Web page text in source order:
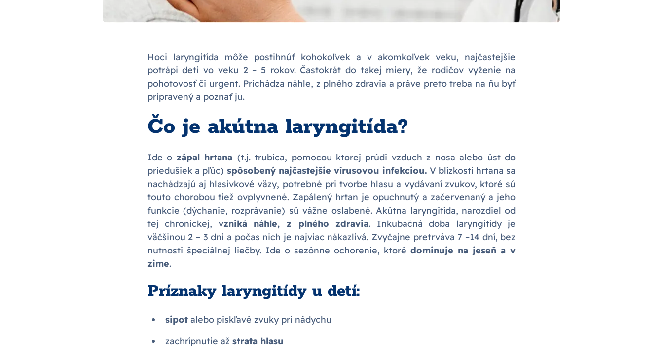
Hoci laryngitída môže postihnúť kohokoľvek a v akomkoľvek veku, najčastejšie
potrápi deti vo veku 2 – 5 rokov. Častokrát do takej miery, že rodičov vyženie na
pohotovosť či urgent. Prichádza náhle, z plného zdravia a práve preto treba na ňu byť
pripravený a poznať ju.
Čo je akútna laryngitída?
Ide o zápal hrtana (t.j. trubica, pomocou ktorej prúdi vzduch z nosa alebo úst do
priedušiek a pľúc) spôsobený najčastejšie vírusovou infekciou. V blízkosti hrtana sa
nachádzajú aj hlasivkové väzy, potrebné pri tvorbe hlasu a vydávaní zvukov, ktoré sú
touto chorobou tiež ovplyvnené. Zapálený hrtan je opuchnutý a začervenaný a jeho
funkcie (dýchanie, rozprávanie) sú vážne oslabené. Akútna laryngitída, narozdiel od
tej chronickej, vzniká náhle, z plného zdravia. Inkubačná doba laryngitídy je
väčšinou 2 – 3 dni a počas nich je najviac nákazlivá. Zvyčajne pretrváva 7 –14 dní, bez
nutnosti špeciálnej liečby. Ide o sezónne ochorenie, ktorédominuje na jeseň a v
zime.
Príznaky laryngitídy u detí:
sipotalebo piskľavé zvuky pri nádychu
zachrípnutie až strata hlasu